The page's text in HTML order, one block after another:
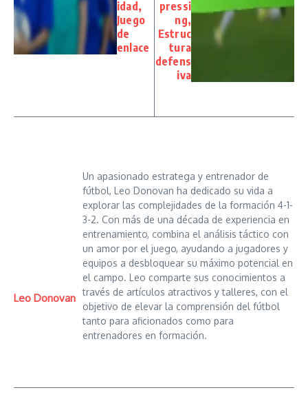
idad,
Juego
de
enlace
pressi
ng,
Estruc
tura
defens
iva
Leo Donovan
Un apasionado estratega y entrenador de
fútbol, Leo Donovan ha dedicado su vida a
explorar las complejidades de la formación 4-1-
3-2. Con más de una década de experiencia en
entrenamiento, combina el análisis táctico con
un amor por el juego, ayudando a jugadores y
equipos a desbloquear su máximo potencial en
el campo. Leo comparte sus conocimientos a
través de artículos atractivos y talleres, con el
objetivo de elevar la comprensión del fútbol
tanto para aficionados como para
entrenadores en formación.